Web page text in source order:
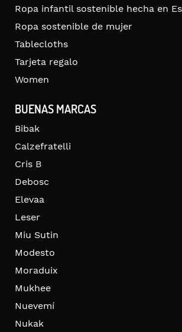
Ropa infantil sostenible hecha en
Ropa sostenible de mujer
Tablecloths
Tarjeta regalo
Women
BUENAS MARCAS
Bibak
Calzefratelli
Cris B
Debosc
Elevaa
Leser
Miu Sutin
Modesto
Moraduix
Mukhee
Nuevemí
Nukak